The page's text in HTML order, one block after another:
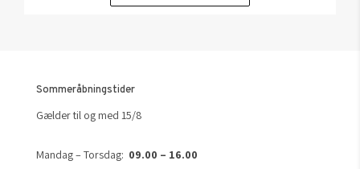
Sommeråbningstider
Gælder til og med 15/8
Mandag – Torsdag: 09.00 – 16.00